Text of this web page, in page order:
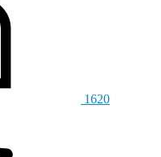
1620